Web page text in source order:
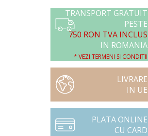
TRANSPORT GRATUIT
PESTE
750 RON TVA INCLUS
IN ROMANIA
* VEZI TERMENI SI CONDITII
LIVRARE
IN UE
PLATA ONLINE
CU CARD